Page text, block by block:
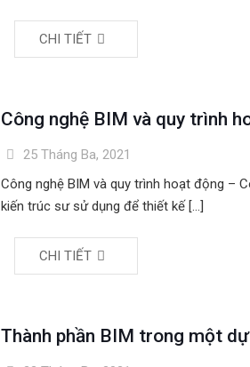
CHI TIẾT
Công nghệ BIM và quy trình
25 Tháng Ba, 2021
Công nghệ BIM và quy trình hoạt động –
kiến trúc sư sử dụng để thiết kế[…]
CHI TIẾT
Thành phần BIM trong một